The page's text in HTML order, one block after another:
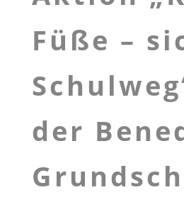
Füße –
der